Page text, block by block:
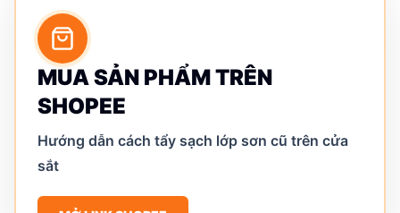
MUA SẢN PHẨM TRÊN
SHOPEE
Hướng dẫn cách tẩy sạch lớp sơn cũ trên cửa
sắt